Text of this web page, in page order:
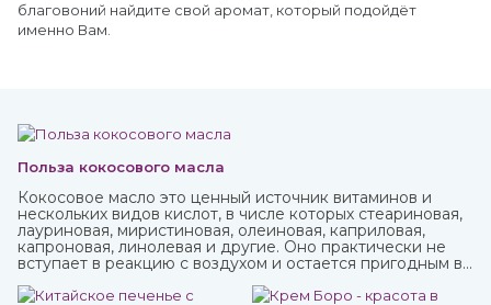
благовоний найдите свой аромат, который подойдёт
именно Вам.
Польза кокосового масла
Кокосовое масло это ценный источник витаминов и
нескольких видов кислот, в числе которых стеариновая,
лауриновая, миристиновая, олеиновая, каприловая,
капроновая, линолевая и другие. Оно практически не
вступает в реакцию с воздухом и остается пригодным в
одним из самых важных, обладает охлаждающими,